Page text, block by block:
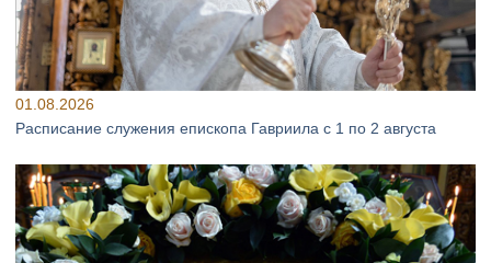
01.08.2026
Расписание служения епископа Гавриила с 1 по 2 августа